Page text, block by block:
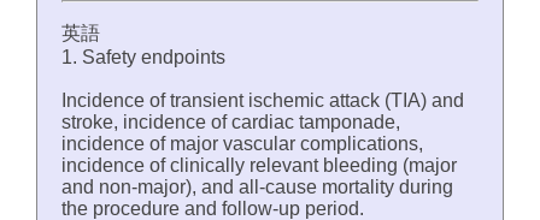
英語
1. Safety endpoints
Incidence of transient ischemic attack (TIA) and
stroke, incidence of cardiac tamponade,
incidence of major vascular complications,
incidence of clinically relevant bleeding (major
and non-major), and all-cause mortality during
the procedure and follow-up period.